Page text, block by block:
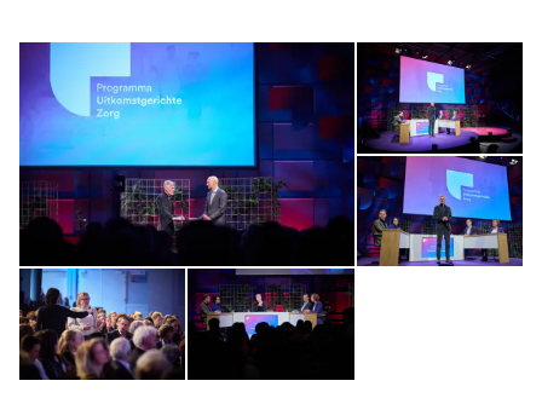
Open de galerij in vergrote
Open de galerij in vergrote weergaveOpen de galerij in vergrote